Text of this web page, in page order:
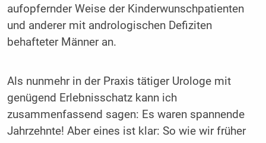
aufopfernder Weise der Kinderwunschpatienten
und anderer mit andrologischen Defiziten
behafteter Männer an.
Als nunmehr in der Praxis tätiger Urologe mit
genügend Erlebnisschatz kann ich
zusammenfassend sagen: Es waren spannende
Jahrzehnte! Aber eines ist klar: So wie wir früher